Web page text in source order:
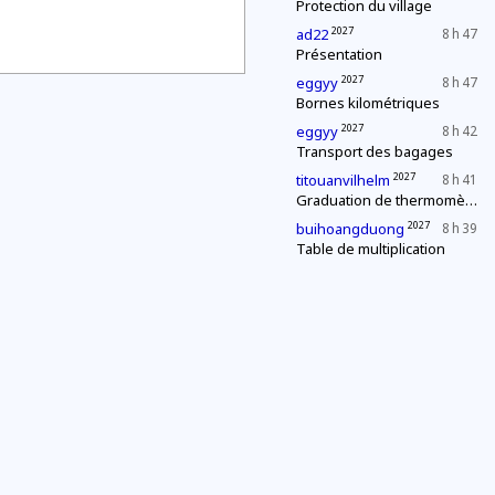
Protection du village
8 h 47
ad22 2027
Présentation
8 h 47
eggyy 2027
Bornes kilométriques
8 h 42
eggyy 2027
Transport des bagages
8 h 41
titouanvilhelm 2027
Graduation de thermomètres
8 h 39
buihoangduong 2027
Table de multiplication